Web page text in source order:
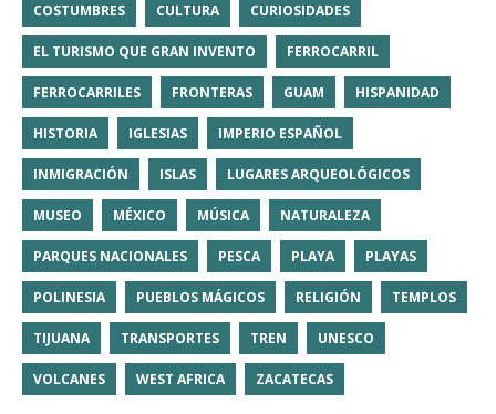
COSTUMBRES CULTURA CURIOSIDADES
EL TURISMO QUE GRAN INVENTO FERROCARRIL
FERROCARRILES FRONTERAS GUAM HISPANIDAD
HISTORIA IGLESIAS IMPERIO ESPAÑOL
INMIGRACIÓN ISLAS LUGARES ARQUEOLÓGICOS
MUSEO MÉXICO MÚSICA NATURALEZA
PARQUES NACIONALES PESCA PLAYA PLAYAS
POLINESIA PUEBLOS MÁGICOS RELIGIÓN TEMPLOS
TIJUANA TRANSPORTES TREN UNESCO
VOLCANES WEST AFRICA ZACATECAS